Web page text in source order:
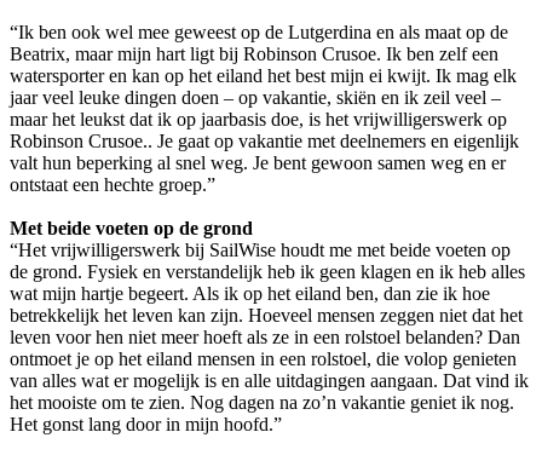
“Ik ben ook wel mee geweest op de Lutgerdina en als maat op de
Beatrix, maar mijn hart ligt bij Robinson Crusoe. Ik ben zelf een
watersporter en kan op het eiland het best mijn ei kwijt. Ik mag elk
jaar veel leuke dingen doen – op vakantie, skiën en ik zeil veel –
maar het leukst dat ik op jaarbasis doe, is het vrijwilligerswerk op
Robinson Crusoe.. Je gaat op vakantie met deelnemers en eigenlijk
valt hun beperking al snel weg. Je bent gewoon samen weg en er
ontstaat een hechte groep.”
Met beide voeten op de grond
“Het vrijwilligerswerk bij SailWise houdt me met beide voeten op
de grond. Fysiek en verstandelijk heb ik geen klagen en ik heb alles
wat mijn hartje begeert. Als ik op het eiland ben, dan zie ik hoe
betrekkelijk het leven kan zijn. Hoeveel mensen zeggen niet dat het
leven voor hen niet meer hoeft als ze in een rolstoel belanden? Dan
ontmoet je op het eiland mensen in een rolstoel, die volop genieten
van alles wat er mogelijk is en alle uitdagingen aangaan. Dat vind ik
het mooiste om te zien. Nog dagen na zo’n vakantie geniet ik nog.
Het gonst lang door in mijn hoofd.”